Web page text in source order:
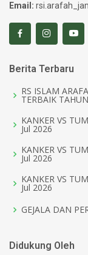
Email:
Berita Terbaru
RS ISLAM
TERBAIK
KANKER VS
Jul 2026
KANKER VS
Jul 2026
KANKER VS
Jul 2026
GEJALA DAN
Didukung Oleh